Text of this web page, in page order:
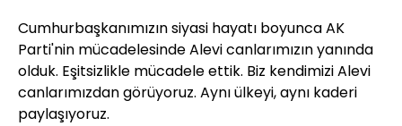
Cumhurbaşkanımızın siyasi hayatı boyunca AK
Parti'nin mücadelesinde Alevi canlarımızın yanında
olduk. Eşitsizlikle mücadele ettik. Biz kendimizi Alevi
canlarımızdan görüyoruz. Aynı ülkeyi, aynı kaderi
paylaşıyoruz.